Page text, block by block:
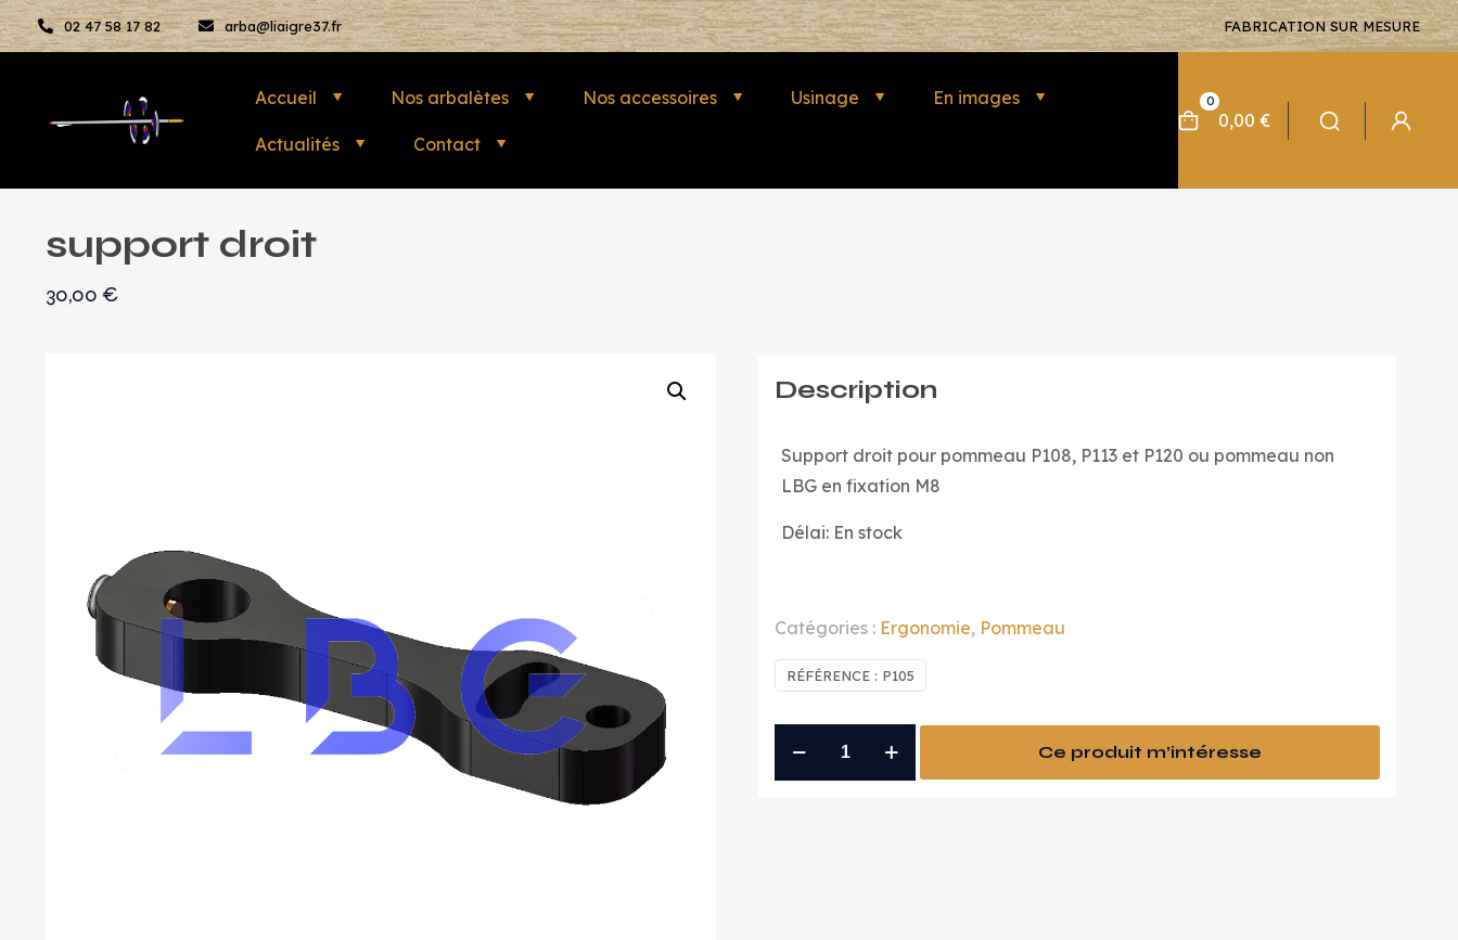
02 47 58 17 82 arba@liaigre37.fr FABRICATION SUR MESURE
Accueil Nos arbalètes Nos accessoires Usinage En images
Actualités Contact
0
0,00 €
support droit
30,00 €
Description
Support droit pour pommeau P108, P113 et P120 ou pommeau non
LBG en fixation M8
Délai: En stock
Catégories : Ergonomie, Pommeau
RÉFÉRENCE : P105
Ce produit m’intéresse